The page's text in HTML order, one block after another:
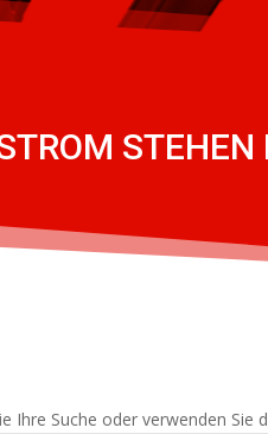
STEHEN
Ihre Suche oder verwenden